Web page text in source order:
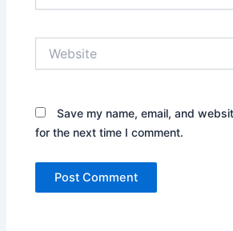
Save my name, email, and
for the next time I comment.